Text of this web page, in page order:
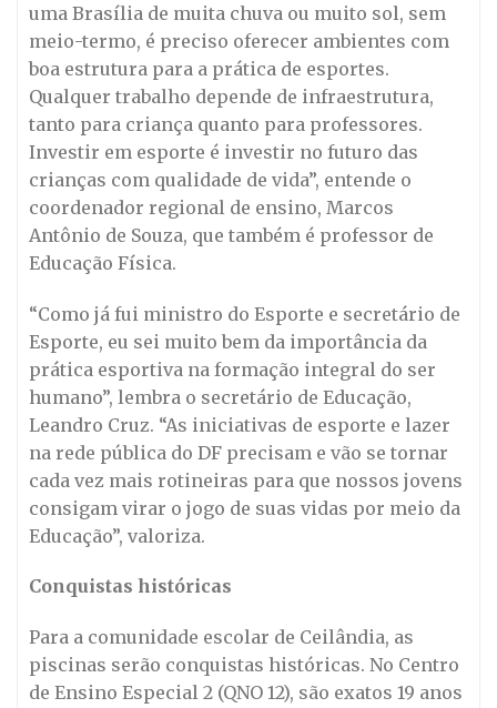
uma Brasília de muita chuva ou muito sol, sem
meio-termo, é preciso oferecer ambientes com
boa estrutura para a prática de esportes.
Qualquer trabalho depende de infraestrutura,
tanto para criança quanto para professores.
Investir em esporte é investir no futuro das
crianças com qualidade de vida”, entende o
coordenador regional de ensino, Marcos
Antônio de Souza, que também é professor de
Educação Física.
“Como já fui ministro do Esporte e secretário de
Esporte, eu sei muito bem da importância da
prática esportiva na formação integral do ser
humano”, lembra o secretário de Educação,
Leandro Cruz. “As iniciativas de esporte e lazer
na rede pública do DF precisam e vão se tornar
cada vez mais rotineiras para que nossos jovens
consigam virar o jogo de suas vidas por meio da
Educação”, valoriza.
Conquistas históricas
Para a comunidade escolar de Ceilândia, as
piscinas serão conquistas históricas. No Centro
de Ensino Especial 2 (QNO 12), são exatos 19 anos